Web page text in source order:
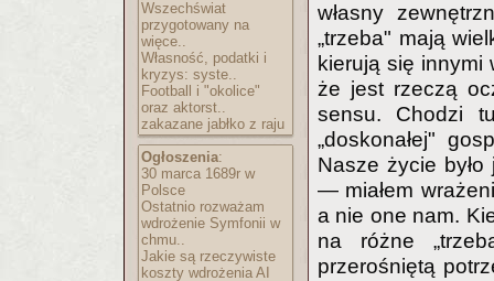
Wszechświat
przygotowany na
więce..
Własność, podatki i
kryzys: syste..
Football i "okolice"
oraz aktorst..
zakazane jabłko z raju
Ogłoszenia:
30 marca 1689r w
Polsce
Ostatnio rozważam
wdrożenie Symfonii w
chmu..
Jakie są rzeczywiste
koszty wdrożenia AI
własny
„trzeba" mają
kierują się innymi
że jest rzeczą
sensu. Chodzi
„doskonałej"
Nasze życie
— miałem
a nie one nam.
na różne
przerośniętą